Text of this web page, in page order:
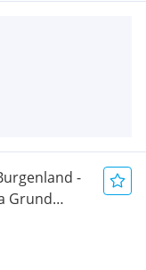
-
Grund